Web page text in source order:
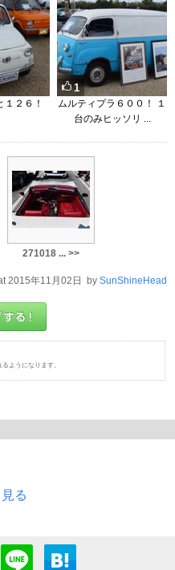
１２６！
1
ムルティプラ６００！ １
台のみヒッソリ ...
271018 ... >>
2015年11月02日 by SunShineHead
ようになります。
る